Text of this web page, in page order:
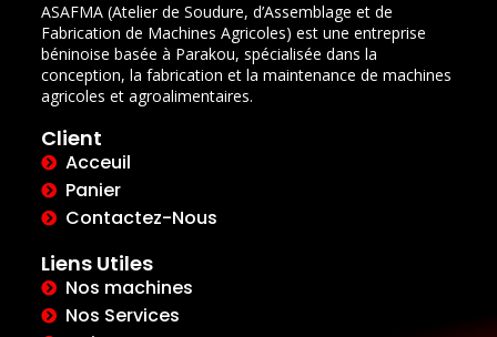
ASAFMA (Atelier de Soudure, d’Assemblage et de
Fabrication de Machines Agricoles) est une entreprise
béninoise basée à Parakou, spécialisée dans la
conception, la fabrication et la maintenance de machines
agricoles et agroalimentaires.
Client
Acceuil
Panier
Contactez-Nous
Liens Utiles
Nos machines
Nos Services